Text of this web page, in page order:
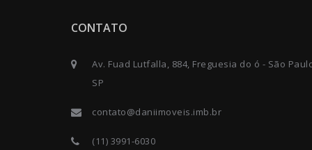
CONTATO
Av. Fuad Lutfalla, 884, Freguesia do ó - São
SP
contato@daniimoveis.imb.br
(11) 3991-6030